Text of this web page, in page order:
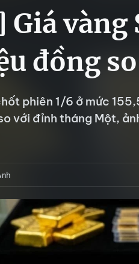
Giá vàng
đồng
phiên 1/6 ở mức
với đỉnh tháng Một,